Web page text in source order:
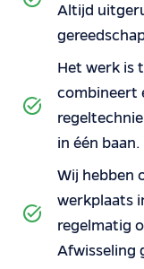
Altijd
Het werk is
combineert
in één baan.
Wij hebben
werkplaats
regelmatig
Afwisseling